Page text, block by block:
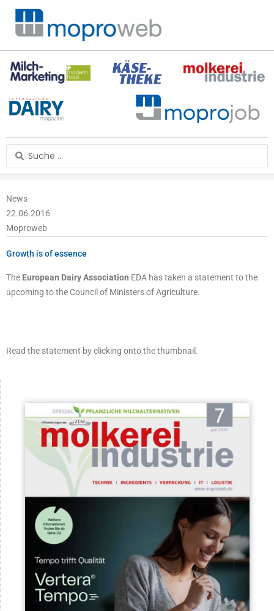
Zum
Inhalt
springen
Search
...
News
22.06.2016
Moproweb
Growth is of essence
The European Dairy Association EDA has taken a statement to the
upcoming to the Council of Ministers of Agriculture.
Read the statement by clicking onto the thumbnail.